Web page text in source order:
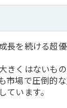
長を続ける超
きくはないも
市場で圧倒的
ています。